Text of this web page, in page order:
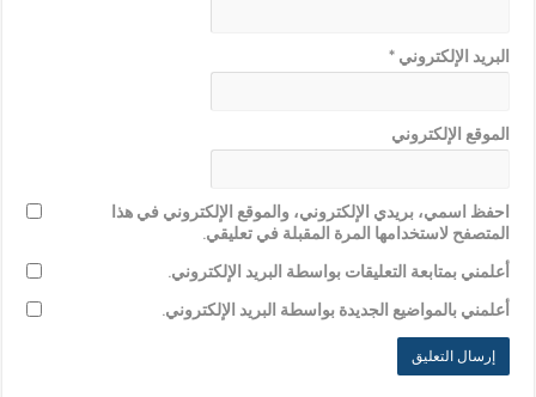
البريد الإلكتروني*
الموقع الإلكتروني
احفظ اسمي، بريدي الإلكتروني، والموقع الإلكتروني في هذا
المتصفح لاستخدامها المرة المقبلة في تعليقي.
أعلمني بمتابعة التعليقات بواسطة البريد الإلكتروني.
أعلمني بالمواضيع الجديدة بواسطة البريد الإلكتروني.